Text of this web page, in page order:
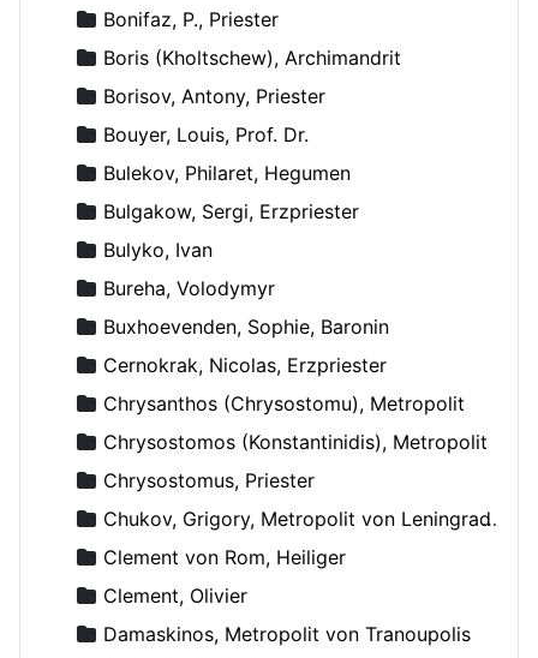
Bonifaz, P., Priester
Boris (Kholtschew), Archimandrit
Borisov, Antony, Priester
Bouyer, Louis, Prof. Dr.
Bulekov, Philaret, Hegumen
Bulgakow, Sergi, Erzpriester
Bulyko, Ivan
Bureha, Volodymyr
Buxhoevenden, Sophie, Baronin
Cernokrak, Nicolas, Erzpriester
Chrysanthos (Chrysostomu), Metropolit
Chrysostomos (Konstantinidis), Metropolit
Chrysostomus, Priester
Chukov, Grigory, Metropolit von Leningrad und Novgorod
Clement von Rom, Heiliger
Clement, Olivier
Damaskinos, Metropolit von Tranoupolis